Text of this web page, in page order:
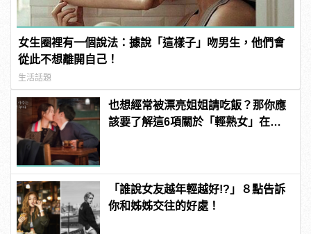
女生圈裡有一個說法：據說「這樣子」吻男生，他們會
從此不想離開自己！
生活話題
也想經常被漂亮姐姐請吃飯？那你應
該要了解這6項關於「輕熟女」在想
「誰說女友越年輕越好!?」８點告訴
你和姊姊交往的好處！